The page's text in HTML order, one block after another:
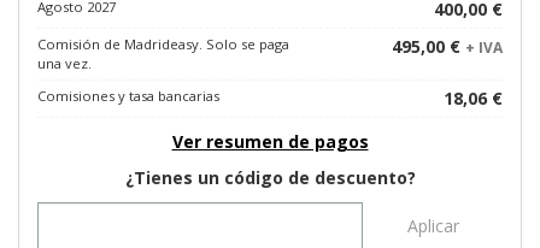
Agosto 2027 400,00 €
Comisión de Madrideasy. Solo se paga
una vez.
495,00 € + IVA
Comisiones y tasa bancarias
18,06 €
Ver resumen de pagos
¿Tienes un código de descuento?
Aplicar